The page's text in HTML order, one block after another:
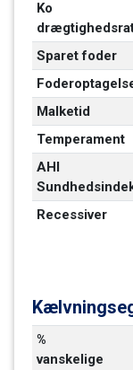
Ko
Sparet foder
Malketid
Temperament
AHI
Recessiver
%
vanskelige